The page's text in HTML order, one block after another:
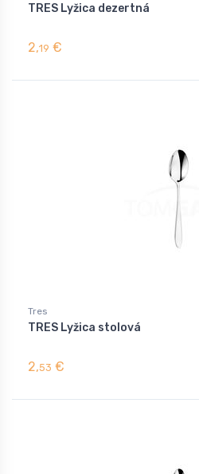
TRES Lyžica dezertná
2,19 €
Tres
TRES Lyžica stolová
2,53 €